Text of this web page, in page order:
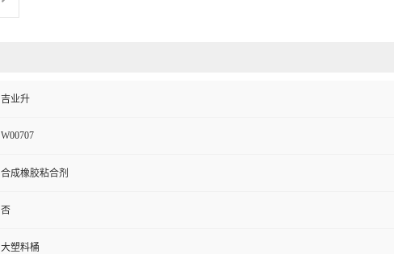
吉业升
W00707
合成橡胶粘合剂
否
大塑料桶